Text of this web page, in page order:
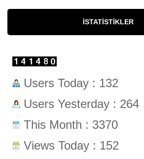
İSTATISTIKLER
Users Today : 132
Users Yesterday : 264
This Month : 3370
Views Today : 152